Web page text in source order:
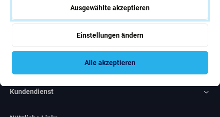
Over1000reviews
Kundendienst
Ausgewählte akzeptieren
Einstellungen ändern
Alle akzeptieren